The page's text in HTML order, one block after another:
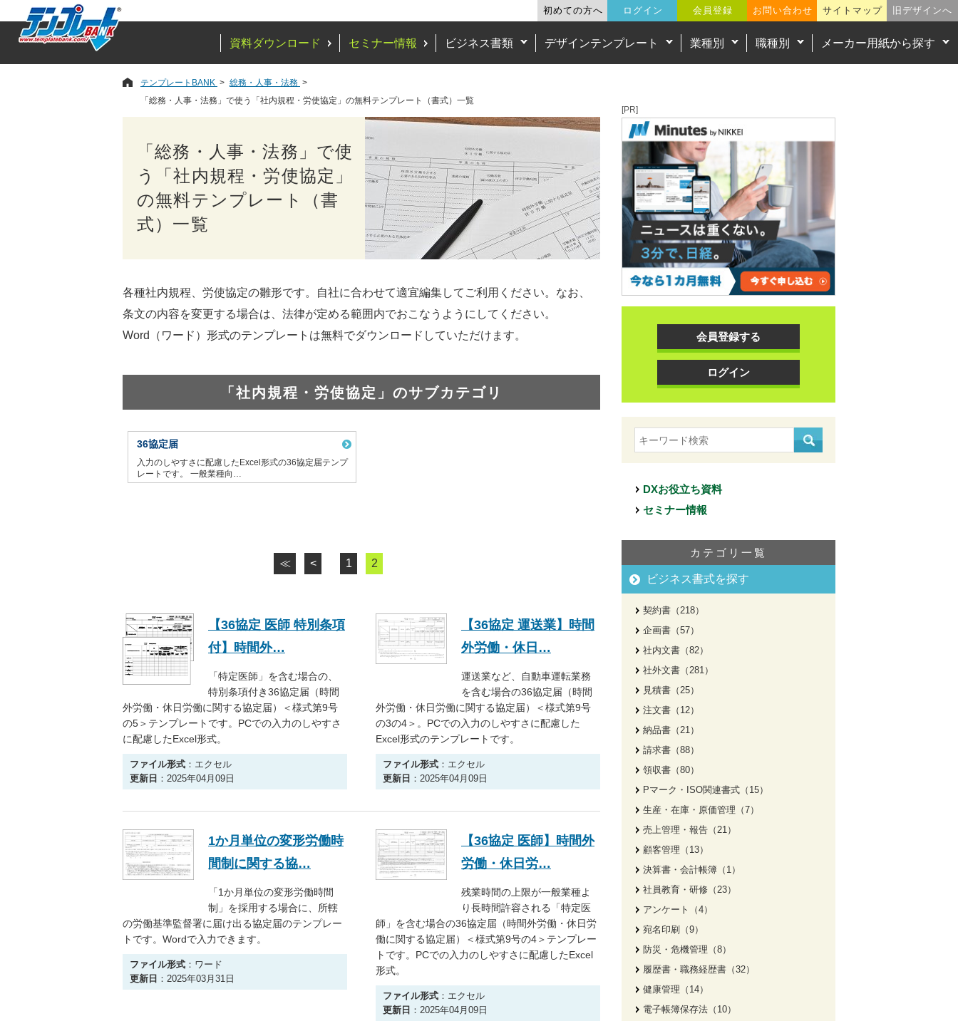
初めての方へ ログイン 会員登録 お問い合わせ サイトマップ 旧デザインへ
資料ダウンロード セミナー情報 ビジネス書類 デザインテンプレート 業種別 職種別 メーカー用紙から探す
テンプレートBANK
総務・人事・法務
「総務・人事・法務」で使う「社内規程・労使協定」の無料テンプレート（書式）一覧
「総務・人事・法務」で使
う「社内規程・労使協定」
の無料テンプレート（書
式）一覧
各種社内規程、労使協定の雛形です。自社に合わせて適宜編集してご利用ください。なお、
条文の内容を変更する場合は、法律が定める範囲内でおこなうようにしてください。
Word（ワード）形式のテンプレートは無料でダウンロードしていただけます。
「社内規程・労使協定」のサブカテゴリ
36協定届
入力のしやすさに配慮したExcel形式の36協定届テンプ
レートです。 一般業種向…
≪ < 1 2
【36協定 医師 特別条項
付】時間外…
「特定医師」を含む場合の、
特別条項付き36協定届（時間
外労働・休日労働に関する協定届）＜様式第9号
の5＞テンプレートです。PCでの入力のしやすさ
に配慮したExcel形式。
ファイル形式 ：エクセル
更新日 ：2025年04月09日
【36協定 運送業】時間
外労働・休日…
運送業など、自動車運転業務
を含む場合の36協定届（時間
外労働・休日労働に関する協定届）＜様式第9号
の3の4＞。PCでの入力のしやすさに配慮した
Excel形式のテンプレートです。
ファイル形式 ：エクセル
更新日 ：2025年04月09日
1か月単位の変形労働時
間制に関する協…
「1か月単位の変形労働時間
制」を採用する場合に、所轄
の労働基準監督署に届け出る協定届のテンプレー
トです。Wordで入力できます。
ファイル形式 ：ワード
更新日 ：2025年03月31日
【36協定 医師】時間外
労働・休日労…
残業時間の上限が一般業種よ
り長時間許容される「特定医
師」を含む場合の36協定届（時間外労働・休日労
働に関する協定届）＜様式第9号の4＞テンプレー
トです。PCでの入力のしやすさに配慮したExcel
形式。
ファイル形式 ：エクセル
更新日 ：2025年04月09日
[PR]
会員登録する
ログイン
DXお役立ち資料
セミナー情報
カテゴリ一覧
ビジネス書式を探す
契約書（218）
企画書（57）
社内文書（82）
社外文書（281）
見積書（25）
注文書（12）
納品書（21）
請求書（88）
領収書（80）
Pマーク・ISO関連書式（15）
生産・在庫・原価管理（7）
売上管理・報告（21）
顧客管理（13）
決算書・会計帳簿（1）
社員教育・研修（23）
アンケート（4）
宛名印刷（9）
防災・危機管理（8）
履歴書・職務経歴書（32）
健康管理（14）
電子帳簿保存法（10）